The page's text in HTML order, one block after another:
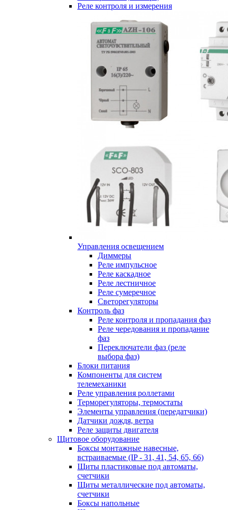
Реле контроля и измерения
Управления освещением
Диммеры
Реле импульсное
Реле каскадное
Реле лестничное
Реле сумеречное
Светорегуляторы
Контроль фаз
Реле контроля и пропадания фаз
Реле чередования и пропадание
фаз
Переключатели фаз (реле
выбора фаз)
Блоки питания
Компоненты для систем
телемеханики
Реле управления роллетами
Терморегуляторы, термостаты
Элементы управления (передатчики)
Датчики дождя, ветра
Реле защиты двигателя
Щитовое оборудование
Боксы монтажные навесные,
встраиваемые (IP - 31, 41, 54, 65, 66)
Щиты пластиковые под автоматы,
счетчики
Щиты металлические под автоматы,
счетчики
Боксы напольные